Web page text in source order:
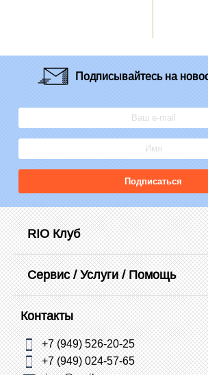
Подписывайтесьна
Подписаться
RIO Клуб
Сервис / Услуги / Помощь
Контакты
+7 (949) 526-20-25
+7 (949) 024-57-65